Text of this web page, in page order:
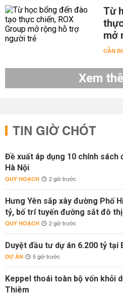
Từ
mở
CẦN
Xem
TIN GIỜ CHÓT
Đề xuất áp dụng 10 chính sách
Hà Nội
QUY HOẠCH 2 giờ trước
Hưng Yên sắp xây đường Phố
tỷ, bố trí tuyến đường sắt đô
QUY HOẠCH 2 giờ trước
Duyệt đầu tư dự án 6.200 tỷ tại
DỰ ÁN 5 giờ trước
Keppel thoái toàn bộ vốn khỏi
Thiêm